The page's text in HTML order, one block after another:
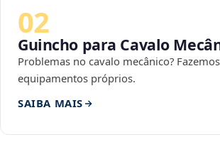
02
Guincho para Cavalo
Problemas no cavalo mecânico?
equipamentos próprios.
SAIBA MAIS